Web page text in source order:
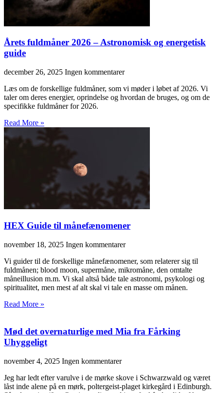
Årets fuldmåner 2026 – Astronomisk og energetisk
guide
december 26, 2025 Ingen kommentarer
Læs om de forskellige fuldmåner, som vi møder i løbet af 2026. Vi
taler om deres energier, oprindelse og hvordan de bruges, og om de
specifikke fuldmåner for 2026.
Read More »
HEX Guide til månefænomener
november 18, 2025 Ingen kommentarer
Vi guider til de forskellige månefænomener, som relaterer sig til
fuldmånen; blood moon, supermåne, mikromåne, den omtalte
måneillusion m.m. Vi skal altså både tale astronomi, psykologi og
spiritualitet, men mest af alt skal vi tale en masse om månen.
Read More »
Mød det overnaturlige med Mia fra Fårking
Uhyggeligt
november 4, 2025 Ingen kommentarer
Jeg har ledt efter varulve i de mørke skove i Schwarzwald og været
låst inde alene på en mørk, poltergeist-plaget kirkegård i Edinburgh.